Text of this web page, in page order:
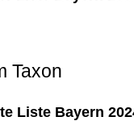
Taxon
Liste Bayern